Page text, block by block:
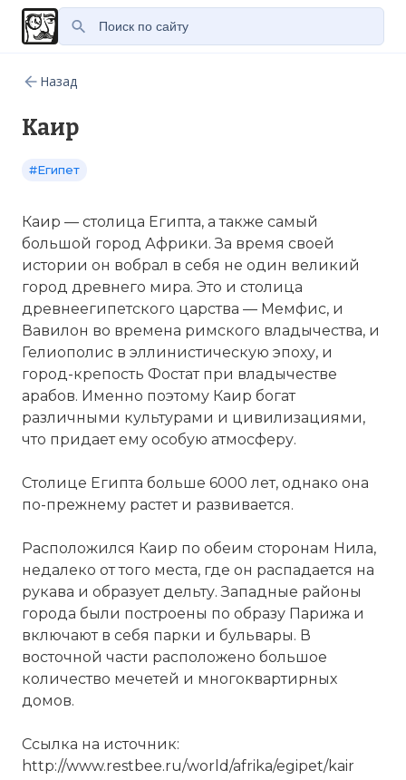
Назад
Каир
#Египет
Каир — столица Египта, а также самый
большой город Африки. За время своей
истории он вобрал в себя не один великий
город древнего мира. Это и столица
древнеегипетского царства — Мемфис, и
Вавилон во времена римского владычества, и
Гелиополис в эллинистическую эпоху, и
город-крепость Фостат при владычестве
арабов. Именно поэтому Каир богат
различными культурами и цивилизациями,
что придает ему особую атмосферу.
Столице Египта больше 6000 лет, однако она
по-прежнему растет и развивается.
Расположился Каир по обеим сторонам Нила,
недалеко от того места, где он распадается на
рукава и образует дельту. Западные районы
города были построены по образу Парижа и
включают в себя парки и бульвары. В
восточной части расположено большое
количество мечетей и многоквартирных
домов.
Ccылка на источник:
http://www.restbee.ru/world/afrika/egipet/kair